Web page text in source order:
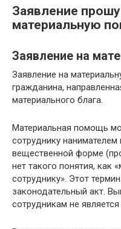
Заявление
материальную
Заявление на
Заявление на
гражданина,
материального блага.
Материальная помощь
сотруднику
вещественной форме
нет такого понятия, как
сотруднику». Этот
законодательный акт.
сотрудникам не